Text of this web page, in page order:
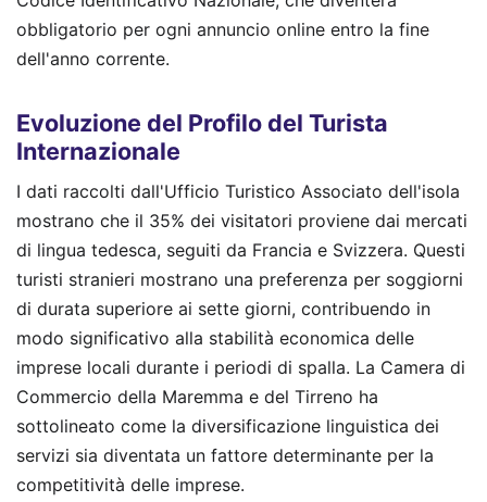
obbligatorio per ogni annuncio online entro la fine
dell'anno corrente.
Evoluzione del Profilo del Turista
Internazionale
I dati raccolti dall'Ufficio Turistico Associato dell'isola
mostrano che il 35% dei visitatori proviene dai mercati
di lingua tedesca, seguiti da Francia e Svizzera. Questi
turisti stranieri mostrano una preferenza per soggiorni
di durata superiore ai sette giorni, contribuendo in
modo significativo alla stabilità economica delle
imprese locali durante i periodi di spalla. La Camera di
Commercio della Maremma e del Tirreno ha
sottolineato come la diversificazione linguistica dei
servizi sia diventata un fattore determinante per la
competitività delle imprese.